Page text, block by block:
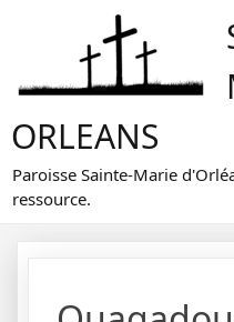
ORLEANS
Paroisse Sainte-Marie
ressource.